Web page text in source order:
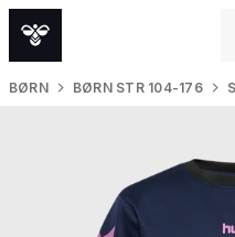
BØRN BØRN STR 104-176